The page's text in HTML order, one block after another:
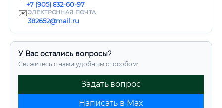
+7 (905) 832-60-97
✉️ЭЛЕКТРОННАЯ ПОЧТА
382652@mail.ru
У Вас остались вопросы?
Свяжитесь с нами удобным способом:
Задать вопрос
Написать в Max